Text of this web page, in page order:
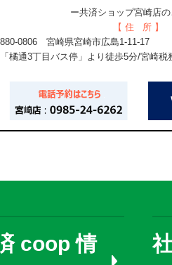
ー共済ショップ宮崎店
【 住 所 】
0806 宮崎県宮崎市広島1-11-17
「橘通3丁目バス停」より徒歩5分/宮崎税
coop 情